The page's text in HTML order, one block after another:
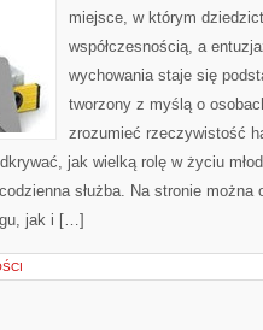
miejsce, w którym
współczesnością, a
wychowania staje się
tworzony z myślą o
zrozumieć rzeczywistość
jak wielką rolę w życiu
służba. Na stronie
jak i […]